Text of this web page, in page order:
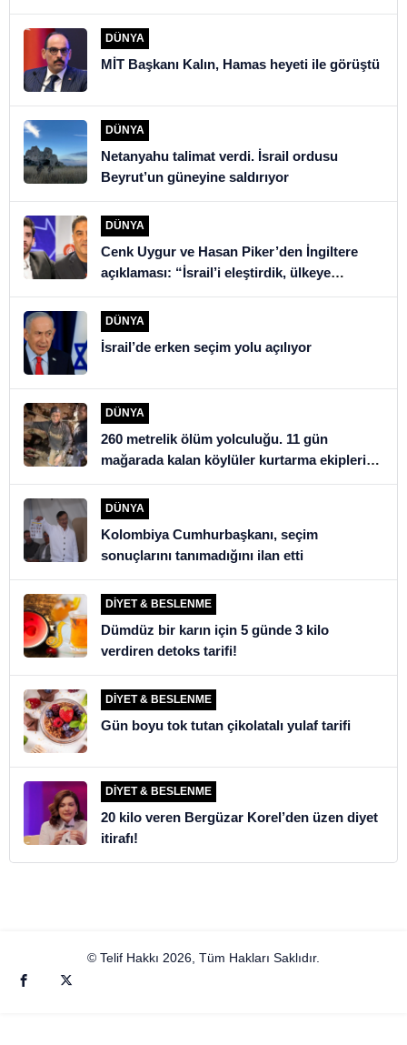
DÜNYA
MİT Başkanı Kalın, Hamas heyeti ile görüştü
DÜNYA
Netanyahu talimat verdi. İsrail ordusu
Beyrut’un güneyine saldırıyor
DÜNYA
Cenk Uygur ve Hasan Piker’den İngiltere
açıklaması: “İsrail’i eleştirdik, ülkeye
alınmadık”
DÜNYA
İsrail’de erken seçim yolu açılıyor
DÜNYA
260 metrelik ölüm yolculuğu. 11 gün
mağarada kalan köylüler kurtarma ekiplerini
şoke etti
DÜNYA
Kolombiya Cumhurbaşkanı, seçim
sonuçlarını tanımadığını ilan etti
DIYET & BESLENME
Dümdüz bir karın için 5 günde 3 kilo
verdiren detoks tarifi!
DIYET & BESLENME
Gün boyu tok tutan çikolatalı yulaf tarifi
DIYET & BESLENME
20 kilo veren Bergüzar Korel’den üzen diyet
itirafı!
© Telif Hakkı 2026, Tüm Hakları Saklıdır.